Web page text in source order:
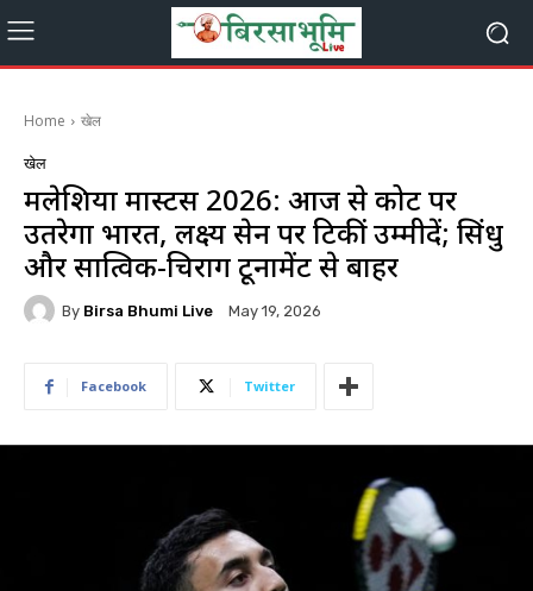
Home खेल
खेल
मलेशिया मास्टर्स 2026: आज से कोर्ट पर
उतरेगा भारत, लक्ष्य सेन पर टिकीं उम्मीदें; सिंधु
और सात्विक-चिराग टूर्नामेंट से बाहर
By Birsa Bhumi Live May 19, 2026
Facebook Twitter